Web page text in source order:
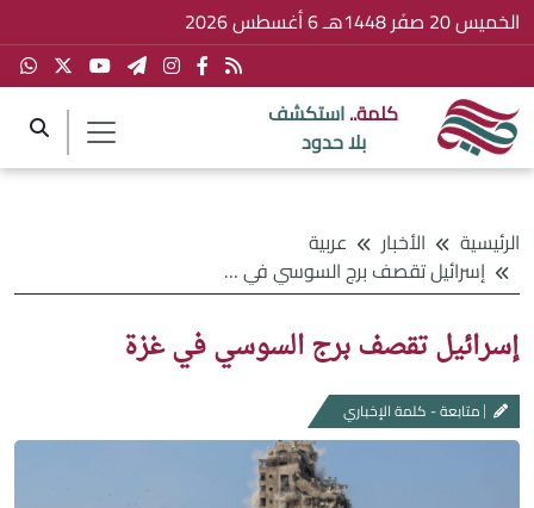
الخميس 20 صفَر 1448هـ 6 أغسطس 2026
كلمة..استكشف
بلا حدود
الرئيسية الأخبار
عربية
إسرائيل تقصف برج السوسي في غزة
إسرائيل تقصف برج السوسي في غزة
متابعة - كلمة الإخباري